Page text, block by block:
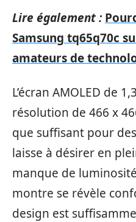
Lire également :
Samsung tq65q70c
amateurs de
L’écran AMOLED de
résolution de 466 x
que suffisant pour
laisse à désirer en
manque de
montre se révèle
design est